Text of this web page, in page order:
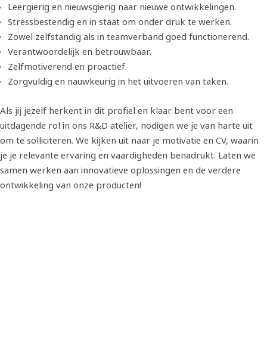
Leergierig en nieuwsgierig naar nieuwe ontwikkelingen.
Stressbestendig en in staat om onder druk te werken.
Zowel zelfstandig als in teamverband goed functionerend.
Verantwoordelijk en betrouwbaar.
Zelfmotiverend en proactief.
Zorgvuldig en nauwkeurig in het uitvoeren van taken.
Als jij jezelf herkent in dit profiel en klaar bent voor een
uitdagende rol in ons R&D atelier, nodigen we je van harte uit
om te solliciteren. We kijken uit naar je motivatie en CV, waarin
je je relevante ervaring en vaardigheden benadrukt. Laten we
samen werken aan innovatieve oplossingen en de verdere
ontwikkeling van onze producten!